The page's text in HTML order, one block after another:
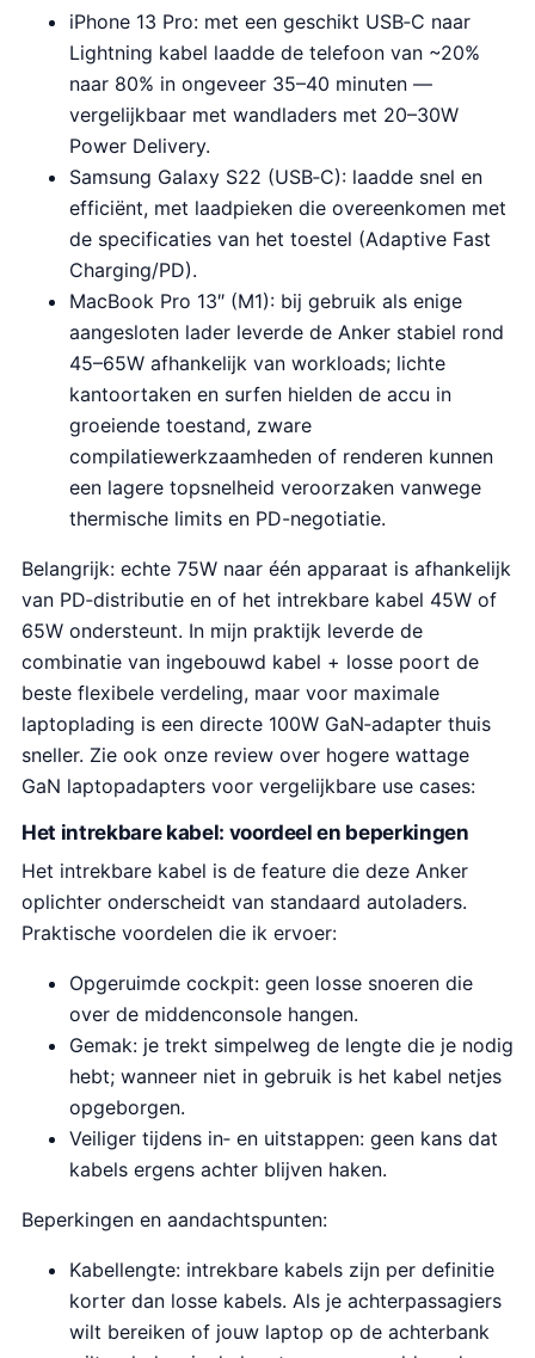
iPhone 13 Pro: met een geschikt USB‑C naar
Lightning kabel laadde de telefoon van ~20%
naar 80% in ongeveer 35–40 minuten —
vergelijkbaar met wandladers met 20–30W
Power Delivery.
Samsung Galaxy S22 (USB‑C): laadde snel en
efficiënt, met laadpieken die overeenkomen met
de specificaties van het toestel (Adaptive Fast
Charging/PD).
MacBook Pro 13″ (M1): bij gebruik als enige
aangesloten lader leverde de Anker stabiel rond
45–65W afhankelijk van workloads; lichte
kantoortaken en surfen hielden de accu in
groeiende toestand, zware
compilatiewerkzaamheden of renderen kunnen
een lagere topsnelheid veroorzaken vanwege
thermische limits en PD-negotiatie.
Belangrijk: echte 75W naar één apparaat is afhankelijk
van PD‑distributie en of het intrekbare kabel 45W of
65W ondersteunt. In mijn praktijk leverde de
combinatie van ingebouwd kabel + losse poort de
beste flexibele verdeling, maar voor maximale
laptoplading is een directe 100W GaN‑adapter thuis
sneller. Zie ook onze review over hogere wattage
GaN laptopadapters voor vergelijkbare use cases:
Het intrekbare kabel: voordeel en beperkingen
Het intrekbare kabel is de feature die deze Anker
oplichter onderscheidt van standaard autoladers.
Praktische voordelen die ik ervoer:
Opgeruimde cockpit: geen losse snoeren die
over de middenconsole hangen.
Gemak: je trekt simpelweg de lengte die je nodig
hebt; wanneer niet in gebruik is het kabel netjes
opgeborgen.
Veiliger tijdens in‑ en uitstappen: geen kans dat
kabels ergens achter blijven haken.
Beperkingen en aandachtspunten:
Kabellengte: intrekbare kabels zijn per definitie
korter dan losse kabels. Als je achterpassagiers
wilt bereiken of jouw laptop op de achterbank